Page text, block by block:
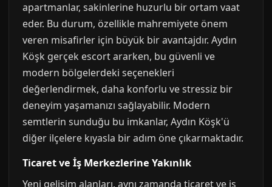
apartmanlar, sakinlerine huzurlu bir ortam vaat
eder. Bu durum, özellikle mahremiyete önem
veren misafirler için büyük bir avantajdır. Aydın
Köşk gerçek escort ararken, bu güvenli ve
modern bölgelerdeki seçenekleri
değerlendirmek, daha konforlu ve stressiz bir
deneyim yaşamanızı sağlayabilir. Modern
semtlerin sunduğu bu imkanlar, Aydın Köşk'ü
diğer ilçelere kıyasla bir adım öne çıkarmaktadır.
Ticaret ve İş Merkezlerine Yakınlık
Yeni gelişim alanları, aynı zamanda ticaret ve iş